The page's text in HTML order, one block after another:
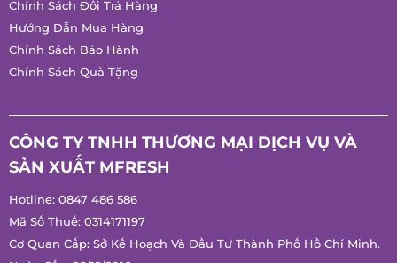
Chính Sách Bảo Mật
Chính Sách Đổi Trả Hàng
Hướng Dẫn Mua Hàng
Chính Sách Bảo Hành
CÔNG TY TNHH THƯƠNG MẠI DỊCH VỤ VÀ
SẢN XUẤT MFRESH
Hotline: 0847 486 586
Mã Số Thuế: 0314171197